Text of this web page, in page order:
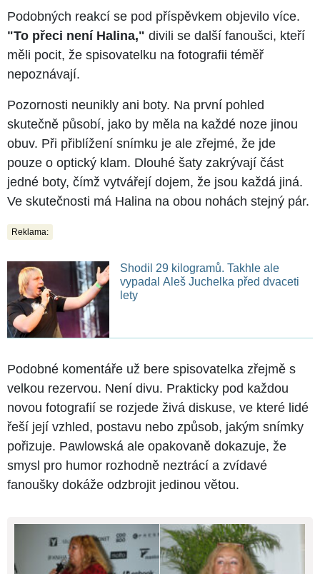
Podobných reakcí se pod příspěvkem objevilo více.
"To přeci není Halina," divili se další fanoušci, kteří
měli pocit, že spisovatelku na fotografii téměř
nepoznávají.
Pozornosti neunikly ani boty. Na první pohled
skutečně působí, jako by měla na každé noze jinou
obuv. Při přiblížení snímku je ale zřejmé, že jde
pouze o optický klam. Dlouhé šaty zakrývají část
jedné boty, čímž vytvářejí dojem, že jsou každá jiná.
Ve skutečnosti má Halina na obou nohách stejný pár.
Reklama:
Shodil 29 kilogramů. Takhle ale
vypadal Aleš Juchelka před dvaceti
lety
Podobné komentáře už bere spisovatelka zřejmě s
velkou rezervou. Není divu. Prakticky pod každou
novou fotografií se rozjede živá diskuse, ve které lidé
řeší její vzhled, postavu nebo způsob, jakým snímky
pořizuje. Pawlowská ale opakovaně dokazuje, že
smysl pro humor rozhodně neztrácí a zvídavé
fanoušky dokáže odzbrojit jedinou větou.